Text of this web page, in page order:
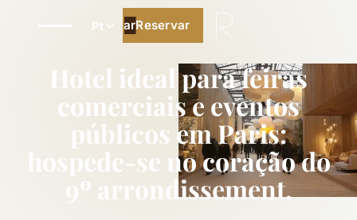
Pt Reservar
Reservar
Hotel ideal para feiras
comerciais e eventos
públicos em Paris:
hospede-se no coração do
9º arrondissement.